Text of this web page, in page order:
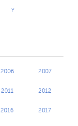
Y
2006 2007
2011 2012
2016 2017